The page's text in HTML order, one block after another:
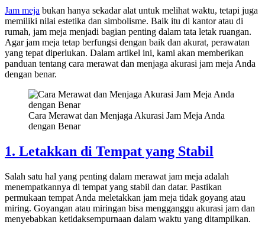
Jam meja bukan hanya sekadar alat untuk melihat waktu, tetapi juga
memiliki nilai estetika dan simbolisme. Baik itu di kantor atau di
rumah, jam meja menjadi bagian penting dalam tata letak ruangan.
Agar jam meja tetap berfungsi dengan baik dan akurat, perawatan
yang tepat diperlukan. Dalam artikel ini, kami akan memberikan
panduan tentang cara merawat dan menjaga akurasi jam meja Anda
dengan benar.
Cara Merawat dan Menjaga Akurasi Jam Meja Anda
dengan Benar
1. Letakkan di Tempat yang Stabil
Salah satu hal yang penting dalam merawat jam meja adalah
menempatkannya di tempat yang stabil dan datar. Pastikan
permukaan tempat Anda meletakkan jam meja tidak goyang atau
miring. Goyangan atau miringan bisa mengganggu akurasi jam dan
menyebabkan ketidaksempurnaan dalam waktu yang ditampilkan.